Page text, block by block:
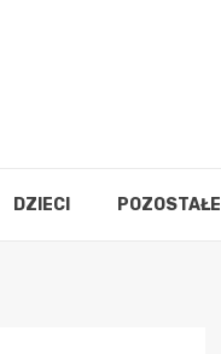
DZIECI POZOSTAŁE